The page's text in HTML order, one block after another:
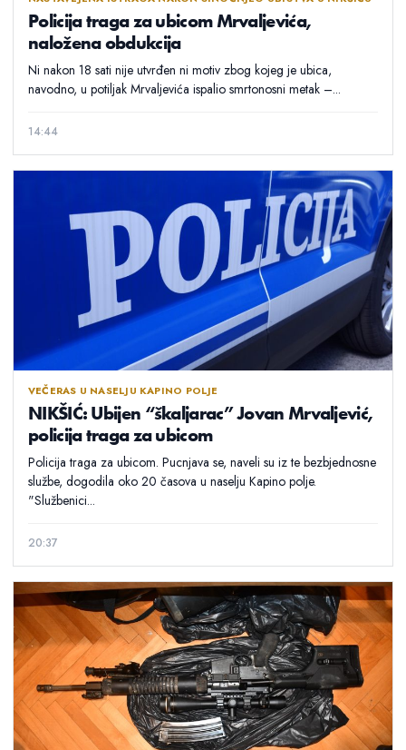
Policija traga za ubicom Mrvaljevića,
naložena obdukcija
Ni nakon 18 sati nije utvrđen ni motiv zbog kojeg je ubica,
navodno, u potiljak Mrvaljevića ispalio smrtonosni metak –...
14:44
VEČERAS U NASELJU KAPINO POLJE
NIKŠIĆ: Ubijen “škaljarac” Jovan Mrvaljević,
policija traga za ubicom
Policija traga za ubicom. Pucnjava se, naveli su iz te bezbjednosne
službe, dogodila oko 20 časova u naselju Kapino polje.
"Službenici...
20:37